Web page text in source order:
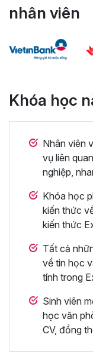
nhân viên
Khóa học
Nhân viên
vụ liên
nghiệp,
Khóa học
kiến thức
kiến thức
Tất cả
về tin học
tính trong
Sinh viên
học văn
CV, đồng